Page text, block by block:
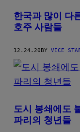
한국과 많이 다
호주 사람들
12.24.20BY VICE
도시 봉쇄에도
파리의 청년들